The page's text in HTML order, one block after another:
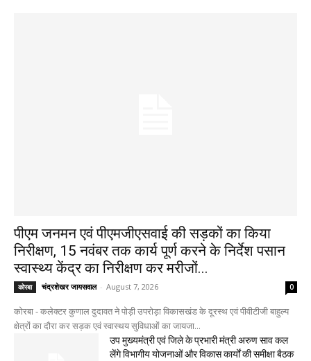
पीएम जनमन एवं पीएमजीएसवाई की सड़कों का किया
निरीक्षण, 15 नवंबर तक कार्य पूर्ण करने के निर्देश पसान
स्वास्थ्य केंद्र का निरीक्षण कर मरीजों...
कोरबा चंद्रशेखर जायसवाल - August 7, 2026 0
कोरबा - कलेक्टर कुणाल दुदावत ने पोड़ी उपरोड़ा विकासखंड के दूरस्थ एवं पीवीटीजी बाहुल्य
क्षेत्रों का दौरा कर सड़क एवं स्वास्थय सुविधाओं का जायजा...
उप मुख्यमंत्री एवं जिले के प्रभारी मंत्री अरुण साव कल
लेंगे विभागीय योजनाओं और विकास कार्यों की समीक्षा बैठक